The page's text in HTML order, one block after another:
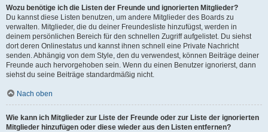
Wozu benötige ich die Listen der Freunde und ignorierten Mitglieder?
Du kannst diese Listen benutzen, um andere Mitglieder des Boards zu
verwalten. Mitglieder, die du deiner Freundesliste hinzufügst, werden in
deinem persönlichen Bereich für den schnellen Zugriff aufgelistet. Du siehst
dort deren Onlinestatus und kannst ihnen schnell eine Private Nachricht
senden. Abhängig von dem Style, den du verwendest, können Beiträge deiner
Freunde auch hervorgehoben sein. Wenn du einen Benutzer ignorierst, dann
siehst du seine Beiträge standardmäßig nicht.
Nach oben
Wie kann ich Mitglieder zur Liste der Freunde oder zur Liste der ignorierten
Mitglieder hinzufügen oder diese wieder aus den Listen entfernen?